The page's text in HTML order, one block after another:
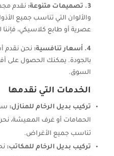
3. تصميمات متنوعة:
نقدم
والألوان التي تناسب جميع
عصرية أو طابع كلاسيكي، فإننا
4. أسعار تنافسية:
نحن نقدم
بالجودة. يمكنك الحصول
السوق.
الخدمات التي نقدمها
تركيب بديل الرخام للمنازل:
الحمامات أو غرف المعيشة،
تناسب جميع الأغراض.
تركيب بديل الرخام للمكاتب: